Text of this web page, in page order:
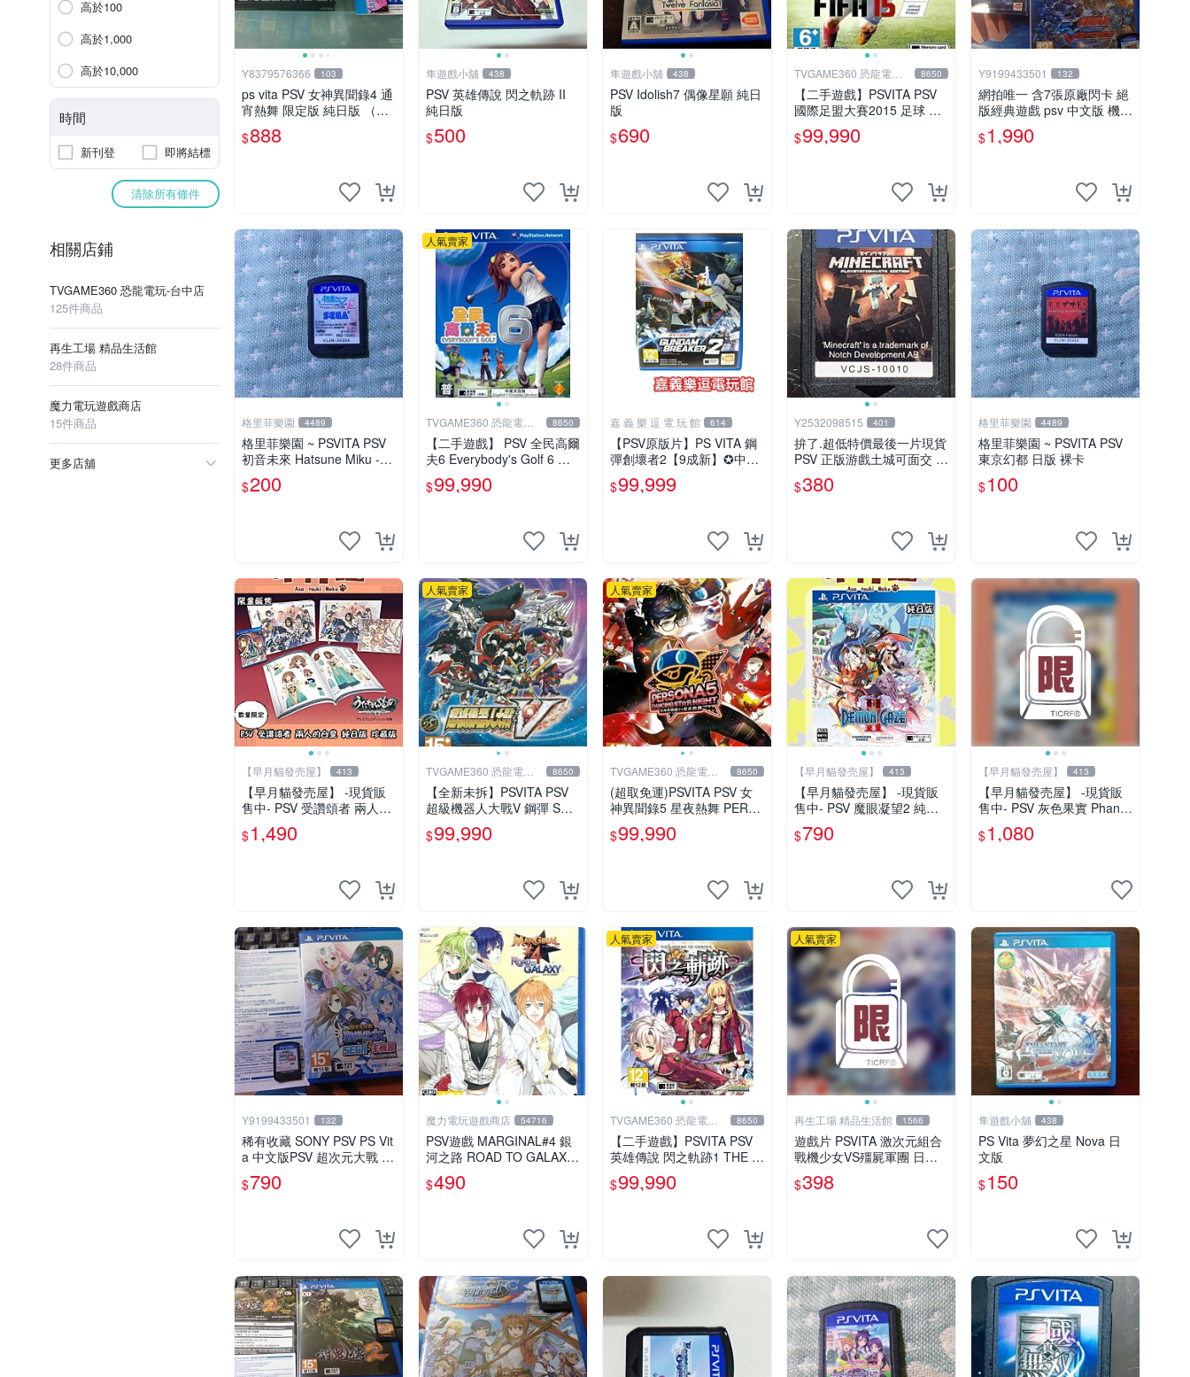
高於100
高於1,000
高於10,000
時間
新刊登 即將結標
清除所有條件
相關店鋪
TVGAME360 恐龍電玩-台中店
125件商品
再生工場 精品生活館
28件商品
魔力電玩遊戲商店
15件商品
更多店舖
Y8379576366 103
ps vita PSV 女神異聞錄4 通
宵熱舞 限定版 純日版 （編
號17）
$888
隼遊戲小舖 438
PSV 英雄傳說 閃之軌跡 II
純日版
$500
隼遊戲小舖 438
PSV Idolish7 偶像星願 純日
版
$690
TVGAME360 恐龍電玩- 8650
【二手遊戲】PSVITA PSV
國際足盟大賽2015 足球 世
界盃 FIFA 15 英文版【台中
恐龍電玩】
$99,990
Y9199433501 132
網拍唯一 含7張原廠閃卡 絕
版經典遊戲 psv 中文版 機動
戰士 鋼彈 極限VS. FORCE
$1,990
格里菲樂園 4489
格里菲樂園 ~ PSVITA PSV
初音未來 Hatsune Miku -Pr
oject DIVA-F 2nd 日版
$200
人氣賣家
TVGAME360 恐龍電玩- 8650
【二手遊戲】 PSV 全民高爾
夫6 Everybody's Golf 6 日
文版 【台中恐龍電玩】
$99,990
嘉 義 樂 逗 電 玩 館 614
【PSV原版片】PS VITA 鋼
彈創壞者2【9成新】✪中文
版中古二手✪嘉義樂逗電玩
館
$99,999
Y2532098515 401
拚了.超低特價最後一片現貨
PSV 正版游戲土城可面交 當
個創世神 (我的世界) 日版含
中文 【9成新】✪裸片 二手
$380
格里菲樂園 4489
格里菲樂園 ~ PSVITA PSV
東京幻都 日版 裸卡
$100
【早月貓發売屋】 413
【早月貓發売屋】 -現貨販
售中- PSV 受讚頌者 兩人的
白皇 純日版 珍藏版 限定版
※系列最終回※ 二人的白皇
$1,490
人氣賣家
TVGAME360 恐龍電玩- 8650
【全新未拆】PSVITA PSV
超級機器人大戰V 鋼彈 SUP
ER ROBOT WARS V 中文
版【台中恐龍電玩】
$99,990
人氣賣家
TVGAME360 恐龍電玩- 8650
(超取免運)PSVITA PSV 女
神異聞錄5 星夜熱舞 PERS
ONA 5 DANCING P5D 中文
版 台中恐龍
$99,990
【早月貓發売屋】 413
【早月貓發売屋】 -現貨販
售中- PSV 魔眼凝望2 純日
版 日文版 ※數量不多※ 角川
$790
【早月貓發売屋】 413
【早月貓發売屋】 -現貨販
售中- PSV 灰色果實 Phanto
m Trigger 03&04 純日版 日
文版
$1,080
Y9199433501 132
稀有收藏 SONY PSV PS Vit
a 中文版PSV 超次元大戰 戰
機少女 VS Sega主機娘夢幻
合體特別版
$790
魔力電玩遊戲商店 54716
PSV遊戲 MARGINAL#4 銀
河之路 ROAD TO GALAXY
日文日版 【板橋魔力】
$490
人氣賣家
TVGAME360 恐龍電玩- 8650
【二手遊戲】PSVITA PSV
英雄傳說 閃之軌跡1 THE L
EGEND OF HEROES 1 I 中
文版 台中
$99,990
人氣賣家
再生工場 精品生活館 1566
遊戲片 PSVITA 激次元組合
戰機少女VS殭屍軍團 日文
版 再生工場 01
$398
隼遊戲小舖 438
PS Vita 夢幻之星 Nova 日
文版
$150